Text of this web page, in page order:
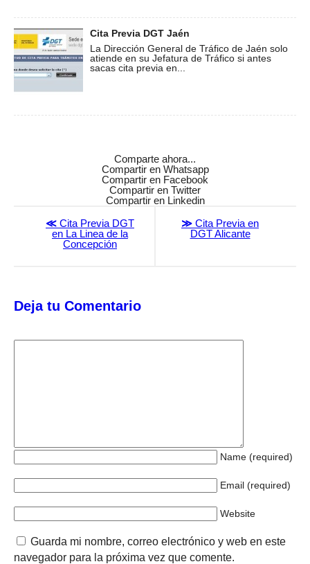
Cita Previa DGT Jaén
La Dirección General de Tráfico de Jaén solo
atiende en su Jefatura de Tráfico si antes
sacas cita previa en...
Comparte ahora...
Compartir en Whatsapp
Compartir en Facebook
Compartir en Twitter
Compartir en Linkedin
≫ Cita Previa en
DGT Alicante
≪ Cita Previa DGT
en La Linea de la
Concepción
Deja tu Comentario
Name (required)
Email (required)
Website
Guarda mi nombre, correo electrónico y web en este
navegador para la próxima vez que comente.